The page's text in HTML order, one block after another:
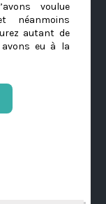
voulue
néanmoins
autant de
eu à la